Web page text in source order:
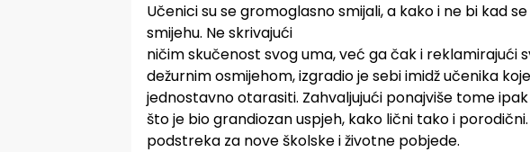
Učenici su se gromoglasno smijali, a kako i ne bi kad
smijehu. Ne skrivajući
ničim skučenost svog uma, već ga čak i
dežurnim osmijehom, izgradio je sebi imidž učenika
jednostavno otarasiti. Zahvaljujući ponajviše tome
što je bio grandiozan uspjeh, kako lični tako i
podstreka za nove školske i životne pobjede.